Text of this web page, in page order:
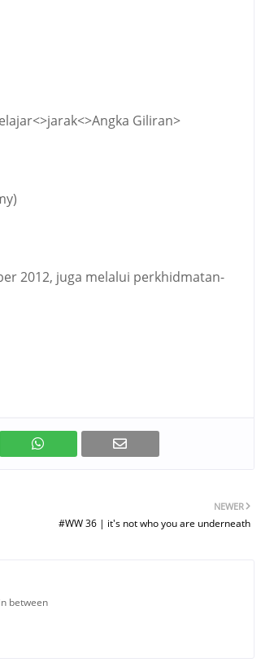
Giliran>
2012, juga melalui perkhidmatan-
NEWER
#WW 36 | it's not who you are underneath
between